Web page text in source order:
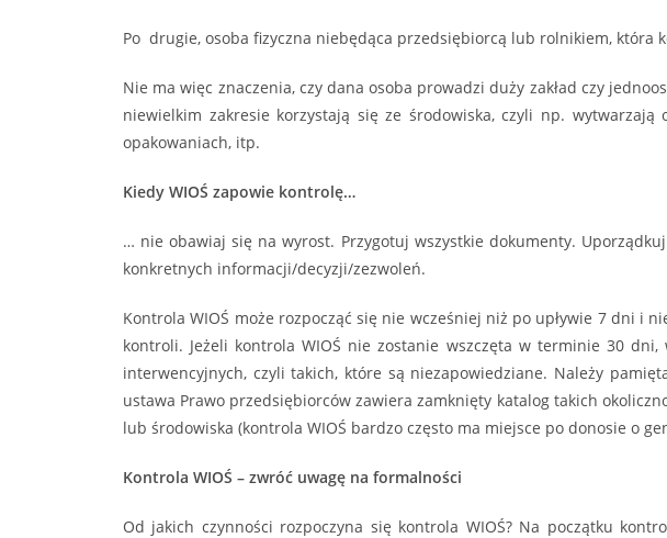
Po drugie, osoba fizyczna niebędąca przedsiębiorcą lub rolnikiem, która
Nie ma więc znaczenia, czy dana osoba prowadzi duży zakład czy
niewielkim zakresie korzystają się ze środowiska, czyli np.
opakowaniach, itp.
Kiedy WIOŚ zapowie kontrolę…
… nie obawiaj się na wyrost. Przygotuj wszystkie dokumenty.
konkretnych informacji/decyzji/zezwoleń.
Kontrola WIOŚ może rozpocząć się nie wcześniej niż po upływie 7 dni i
kontroli. Jeżeli kontrola WIOŚ nie zostanie wszczęta w terminie 30
interwencyjnych, czyli takich, które są niezapowiedziane. Należy
ustawa Prawo przedsiębiorców zawiera zamknięty katalog takich
lub środowiska (kontrola WIOŚ bardzo często ma miejsce po donosie o
Kontrola WIOŚ – zwróć uwagę na formalności
Od jakich czynności rozpoczyna się kontrola WIOŚ? Na początku